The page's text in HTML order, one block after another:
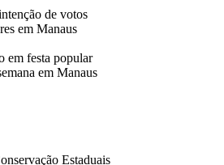
de votos
em Manaus
em festa popular
em Manaus
Estaduais